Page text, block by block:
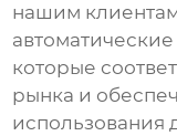
нашим
которые
рынка и
использования